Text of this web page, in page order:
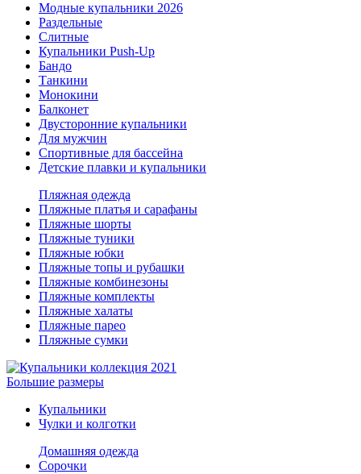
Модные купальники 2026
Раздельные
Слитные
Купальники Push-Up
Бандо
Танкини
Монокини
Балконет
Двусторонние купальники
Для мужчин
Спортивные для бассейна
Детские плавки и купальники
Пляжная одежда
Пляжные платья и сарафаны
Пляжные шорты
Пляжные туники
Пляжные юбки
Пляжные топы и рубашки
Пляжные комбинезоны
Пляжные комплекты
Пляжные халаты
Пляжные парео
Пляжные сумки
Большие размеры
Купальники
Чулки и колготки
Домашняя одежда
Сорочки